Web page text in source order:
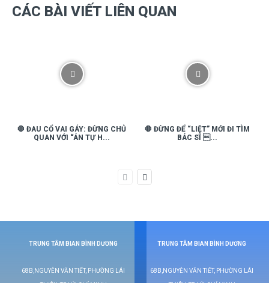
CÁC BÀI VIẾT LIÊN QUAN
🛑 ĐAU CỔ VAI GÁY: ĐỪNG CHỦ
QUAN VỚI “ÁN TỰ H...
🛑 ĐỪNG ĐỂ “LIỆT” MỚI ĐI TÌM
BÁC SĨ ...
TRUNG TÂM BIAN BÌNH DƯƠNG
68B,NGUYỄN VĂN TIẾT, PHƯỜNG LÁI
TRUNG TÂM BIAN BÌNH DƯƠNG
68B,NGUYỄN VĂN TIẾT, PHƯỜNG LÁI